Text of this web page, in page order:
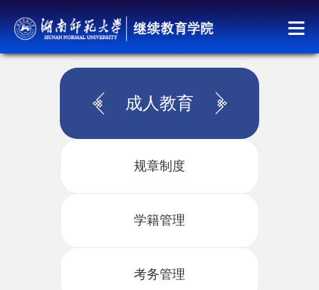
成人教育
规章制度
学籍管理
考务管理